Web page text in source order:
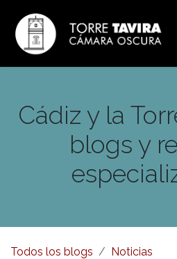
Cádiz y la
blogs y
Todos los blogs
Noticias